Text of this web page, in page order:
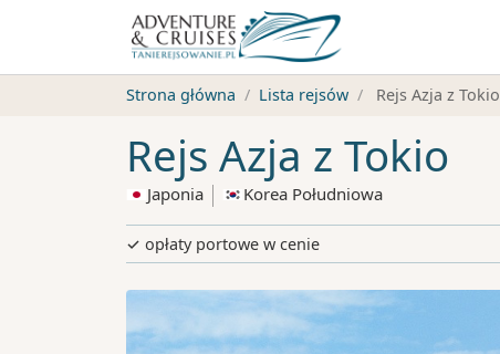
Strona główna Lista rejsów Rejs Azja z Tokio
Rejs Azja z Tokio
Japonia Korea Południowa
✓ opłaty portowe w cenie